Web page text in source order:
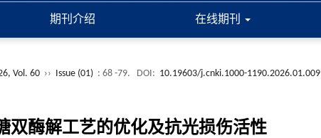
期刊介绍 在线期刊
Vol. 60 ›› Issue (01) : 68 -79. DOI: 10.19603/j.cnki.1000-1190.2026.01.009
双酶解工艺的优化及抗光损伤活性